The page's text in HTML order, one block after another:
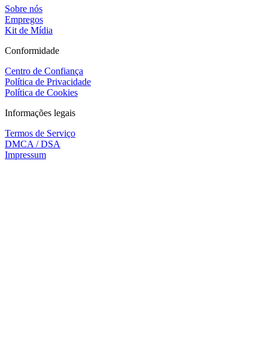
Sobre nós
Empregos
Kit de Mídia
Conformidade
Centro de Confiança
Política de Privacidade
Política de Cookies
Informações legais
Termos de Serviço
DMCA / DSA
Impressum